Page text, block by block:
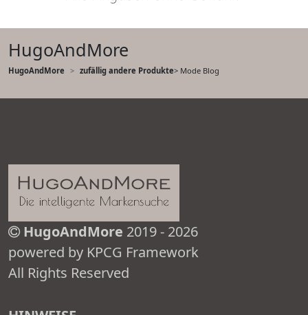
HugoAndMore
HugoAndMore zufällig andere Produkte> Mode Blog
HugoAndMore 2019 - 2026
powered by KPCG Framework
All Rights Reserved